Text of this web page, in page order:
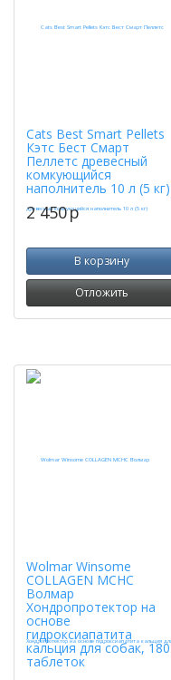
Cats Best Smart Pellets
Кэтс Бест Смарт
Пеллетс древесный
комкующийся
наполнитель 10 л (5 кг)
2 450p
В корзину
Отложить
Wolmar Winsome
COLLAGEN MCHC
Волмар
Хондропротектор на
основе
гидроксиапатита
кальция для собак, 180
таблеток